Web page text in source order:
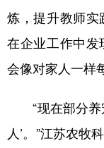
炼，提升教师
在企业工作中发
会像对家人一样
“现在部分养
人’。”江苏农牧